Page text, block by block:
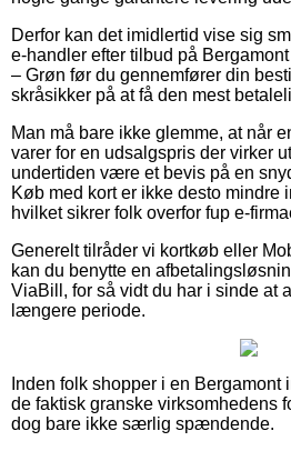
Derfor kan det imidlertid vise sig
e-handler efter tilbud på
– Grøn før du gennemfører din
skråsikker på at få den mest
Man må bare ikke glemme, at når
varer for en udsalgspris der virker
undertiden være et bevis på en
Køb med kort er ikke desto mindre
hvilket sikrer folk overfor fup e-
Generelt tilråder vi kortkøb eller
kan du benytte en
ViaBill, for så vidt du har i sinde at
længere periode.
Inden folk shopper i en Bergamont
de faktisk granske virksomhedens
dog bare ikke særlig spændende.